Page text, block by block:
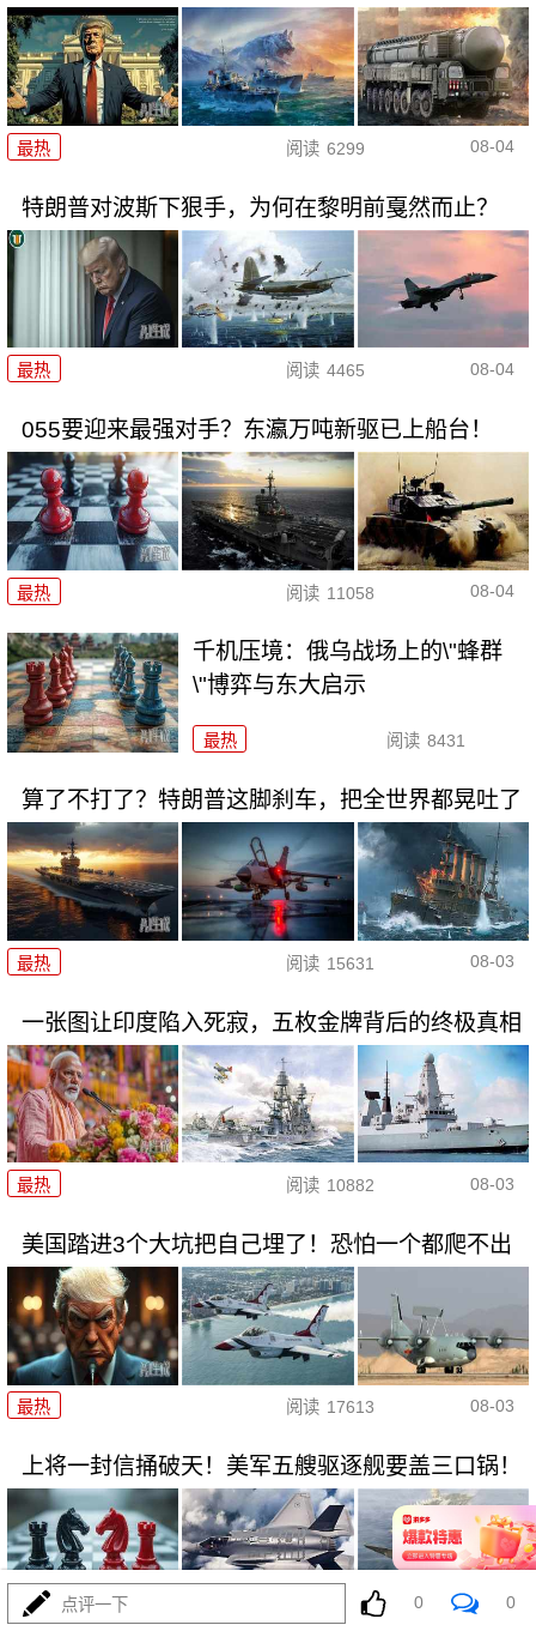
最热 阅读 6299 08-04
特朗普对波斯下狠手，为何在黎明前戛然而止？
最热 阅读 4465 08-04
055要迎来最强对手？东瀛万吨新驱已上船台！
最热 阅读 11058 08-04
千机压境：俄乌战场上的\"蜂群
\"博弈与东大启示
最热 阅读 8431
算了不打了？特朗普这脚刹车，把全世界都晃吐了
最热 阅读 15631 08-03
一张图让印度陷入死寂，五枚金牌背后的终极真相
最热 阅读 10882 08-03
美国踏进3个大坑把自己埋了！恐怕一个都爬不出
最热 阅读 17613 08-03
上将一封信捅破天！美军五艘驱逐舰要盖三口锅！
最热 阅读 7511
点评一下 0 0